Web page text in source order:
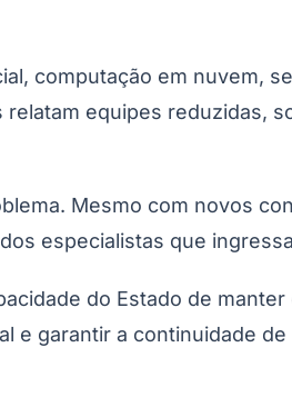
computação em nuvem,
equipes reduzidas,
Mesmo com novos
especialistas que
do Estado de
e garantir a continuidade